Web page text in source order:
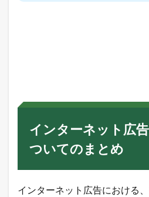
インターネット広
ついてのまとめ
インターネット広告における、